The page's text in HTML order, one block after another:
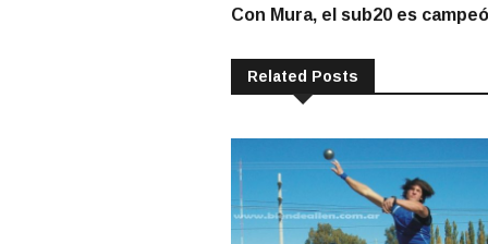
de
entradas
post:
Con Mura, el sub20 es
Related Posts